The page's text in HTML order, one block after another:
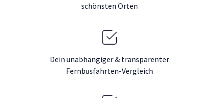
schönsten Orten
Dein unabhängiger & transparenter
Fernbusfahrten-Vergleich